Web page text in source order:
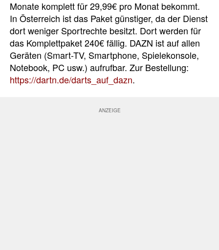
Monate komplett für 29,99€ pro Monat bekommt.
In Österreich ist das Paket günstiger, da der Dienst
dort weniger Sportrechte besitzt. Dort werden für
das Komplettpaket 240€ fällig. DAZN ist auf allen
Geräten (Smart-TV, Smartphone, Spielekonsole,
Notebook, PC usw.) aufrufbar. Zur Bestellung:
https://dartn.de/darts_auf_dazn.